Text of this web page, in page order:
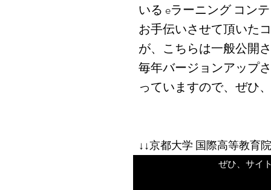
いる eラーニング コン
お手伝いさせて頂いた
が、こちらは一般公開
毎年バージョンアップ
っていますので、ぜひ
↓↓京都大学 国際高等教育
ぜひ、サイ